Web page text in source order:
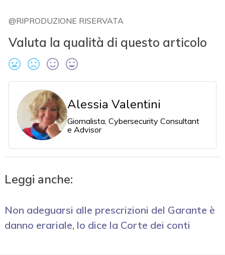
@RIPRODUZIONE RISERVATA
Valuta la qualità di questo articolo
Alessia Valentini
Giornalista, Cybersecurity Consultant
e Advisor
Leggi anche:
Non adeguarsi alle prescrizioni del Garante è
danno erariale, lo dice la Corte dei conti